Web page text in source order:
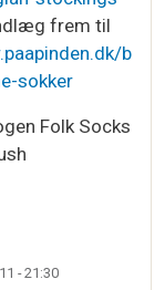
frem til
b
sokker
Folk Socks
- 21:30